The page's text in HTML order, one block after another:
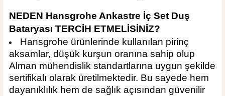
NEDEN Hansgrohe Ankastre İç Set Duş
Bataryası TERCİH ETMELİSİNİZ?
Hansgrohe ürünlerinde kullanılan pirinç
aksamlar, düşük kurşun oranına sahip olup
Alman mühendislik standartlarına uygun şekilde
sertifikalı olarak üretilmektedir. Bu sayede hem
dayanıklılık hem de sağlık açısından güvenilir